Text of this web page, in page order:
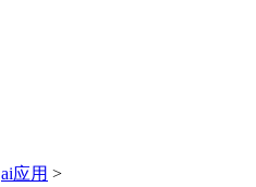
ai应用 >